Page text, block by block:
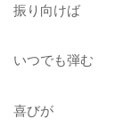
振り向けば
いつでも弾む
喜びが